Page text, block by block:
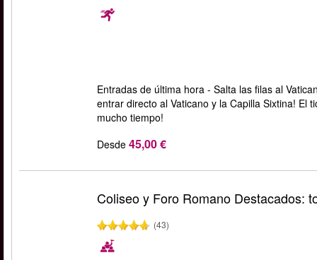
Entradas de última hora - Salta las filas al
entrar directo al Vaticano y la Capilla Sixtina! El
mucho tiempo!
Desde 45,00 €
Coliseo y Foro Romano Destacados:
(43)